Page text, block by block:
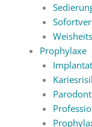
Prophylaxe